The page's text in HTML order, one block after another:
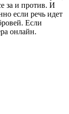
за и против. И
если речь идет
Если
онлайн.